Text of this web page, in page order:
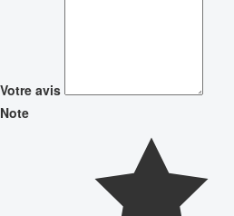
Votre avis
Note